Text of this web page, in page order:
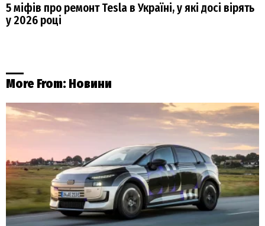
5 міфів про ремонт Tesla в Україні, у які досі вірять
у 2026 році
More From: Новини